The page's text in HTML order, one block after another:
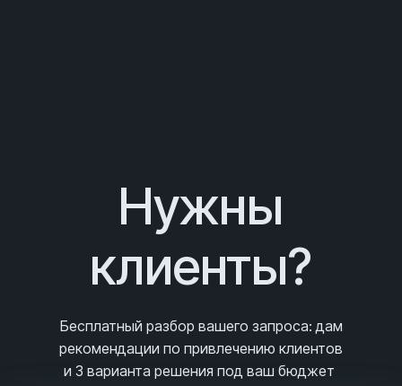
Нужны
клиенты?
Бесплатный разбор вашего запроса: дам
рекомендации по привлечению клиентов
и 3 варианта решения под ваш бюджет